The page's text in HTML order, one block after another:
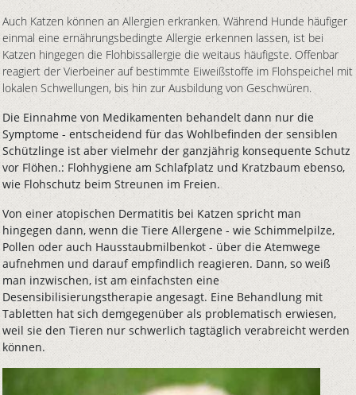
Auch Katzen können an Allergien erkranken. Während Hunde häufiger
einmal eine ernährungsbedingte Allergie erkennen lassen, ist bei
Katzen hingegen die Flohbissallergie die weitaus häufigste. Offenbar
reagiert der Vierbeiner auf bestimmte Eiweißstoffe im Flohspeichel mit
lokalen Schwellungen, bis hin zur Ausbildung von Geschwüren.
Die Einnahme von Medikamenten behandelt dann nur die
Symptome - entscheidend für das Wohlbefinden der sensiblen
Schützlinge ist aber vielmehr der ganzjährig konsequente Schutz
vor Flöhen.: Flohhygiene am Schlafplatz und Kratzbaum ebenso,
wie Flohschutz beim Streunen im Freien.
Von einer atopischen Dermatitis bei Katzen spricht man
hingegen dann, wenn die Tiere Allergene - wie Schimmelpilze,
Pollen oder auch Hausstaubmilbenkot - über die Atemwege
aufnehmen und darauf empfindlich reagieren. Dann, so weiß
man inzwischen, ist am einfachsten eine
Desensibilisierungstherapie angesagt. Eine Behandlung mit
Tabletten hat sich demgegenüber als problematisch erwiesen,
weil sie den Tieren nur schwerlich tagtäglich verabreicht werden
können.